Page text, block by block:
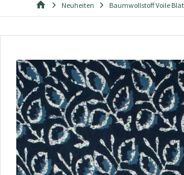
Neuheiten Baumwollstoff Voile